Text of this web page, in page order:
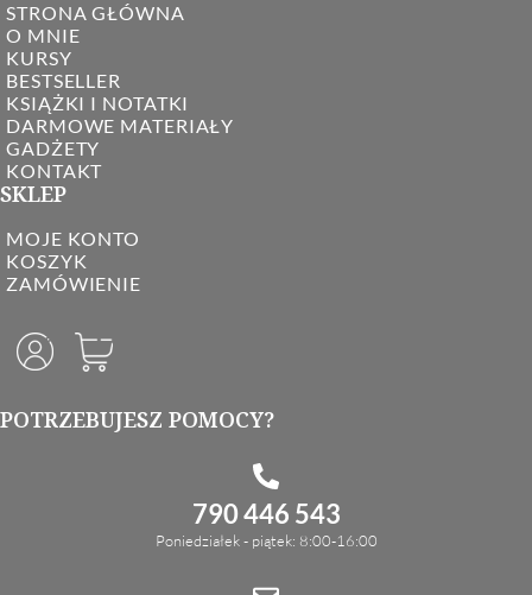
STRONA GŁÓWNA
O MNIE
KURSY
BESTSELLER
KSIĄŻKI I NOTATKI
DARMOWE MATERIAŁY
GADŻETY
KONTAKT
SKLEP
MOJE KONTO
KOSZYK
ZAMÓWIENIE
POTRZEBUJESZ POMOCY?
790 446 543
Poniedziałek - piątek: 8:00-16:00